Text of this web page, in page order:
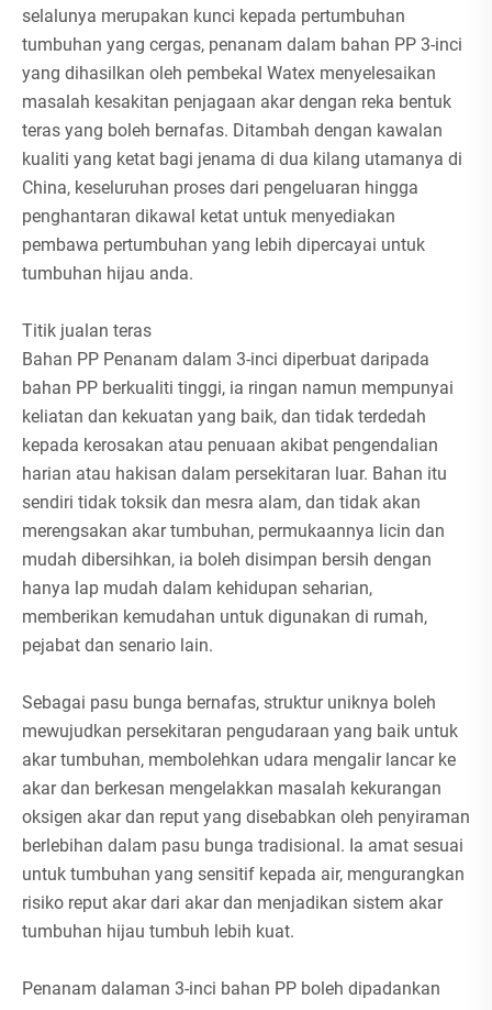
selalunya merupakan kunci kepada pertumbuhan
tumbuhan yang cergas, penanam dalam bahan PP 3-inci
yang dihasilkan oleh pembekal Watex menyelesaikan
masalah kesakitan penjagaan akar dengan reka bentuk
teras yang boleh bernafas. Ditambah dengan kawalan
kualiti yang ketat bagi jenama di dua kilang utamanya di
China, keseluruhan proses dari pengeluaran hingga
penghantaran dikawal ketat untuk menyediakan
pembawa pertumbuhan yang lebih dipercayai untuk
tumbuhan hijau anda.
Titik jualan teras
Bahan PP Penanam dalam 3-inci diperbuat daripada
bahan PP berkualiti tinggi, ia ringan namun mempunyai
keliatan dan kekuatan yang baik, dan tidak terdedah
kepada kerosakan atau penuaan akibat pengendalian
harian atau hakisan dalam persekitaran luar. Bahan itu
sendiri tidak toksik dan mesra alam, dan tidak akan
merengsakan akar tumbuhan, permukaannya licin dan
mudah dibersihkan, ia boleh disimpan bersih dengan
hanya lap mudah dalam kehidupan seharian,
memberikan kemudahan untuk digunakan di rumah,
pejabat dan senario lain.
Sebagai pasu bunga bernafas, struktur uniknya boleh
mewujudkan persekitaran pengudaraan yang baik untuk
akar tumbuhan, membolehkan udara mengalir lancar ke
akar dan berkesan mengelakkan masalah kekurangan
oksigen akar dan reput yang disebabkan oleh penyiraman
berlebihan dalam pasu bunga tradisional. Ia amat sesuai
untuk tumbuhan yang sensitif kepada air, mengurangkan
risiko reput akar dari akar dan menjadikan sistem akar
tumbuhan hijau tumbuh lebih kuat.
Penanam dalaman 3-inci bahan PP boleh dipadankan